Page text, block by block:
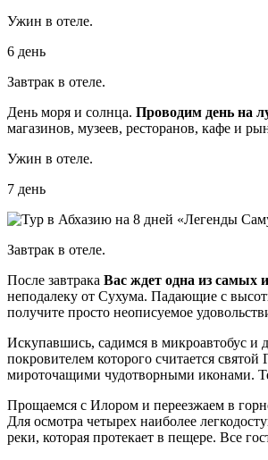
Ужин в отеле.
6 день
Завтрак в отеле.
День моря и солнца. Проводим день на
магазинов, музеев, ресторанов, кафе и
Ужин в отеле.
7 день
Завтрак в отеле.
После завтрака Вас ждет одна из самых
неподалеку от Сухума. Падающие с
получите просто неописуемое
Искупавшись, садимся в микроавтобус и
покровителем которого считается
мироточащими чудотворными иконами.
Прощаемся с Илором и переезжаем в
Для осмотра четырех наиболее
реки, которая протекает в пещере. Все